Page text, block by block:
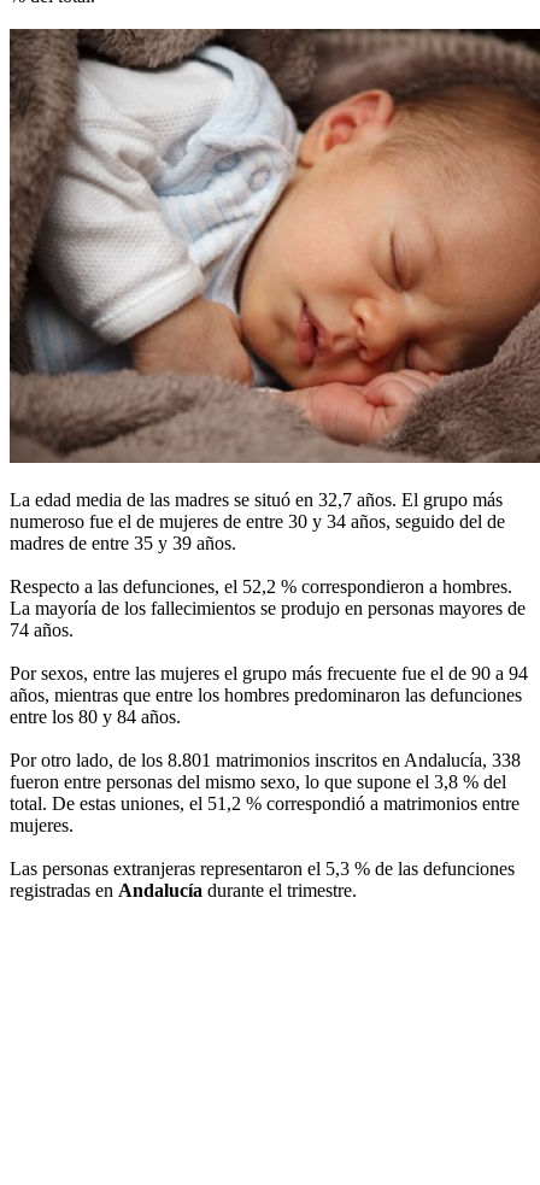
La edad media de las madres se situó en 32,7 años. El grupo más
numeroso fue el de mujeres de entre 30 y 34 años, seguido del de
madres de entre 35 y 39 años.
Respecto a las defunciones, el 52,2 % correspondieron a hombres.
La mayoría de los fallecimientos se produjo en personas mayores de
74 años.
Por sexos, entre las mujeres el grupo más frecuente fue el de 90 a 94
años, mientras que entre los hombres predominaron las defunciones
entre los 80 y 84 años.
Por otro lado, de los 8.801 matrimonios inscritos en Andalucía, 338
fueron entre personas del mismo sexo, lo que supone el 3,8 % del
total. De estas uniones, el 51,2 % correspondió a matrimonios entre
mujeres.
Las personas extranjeras representaron el 5,3 % de las defunciones
registradas en Andalucía durante el trimestre.